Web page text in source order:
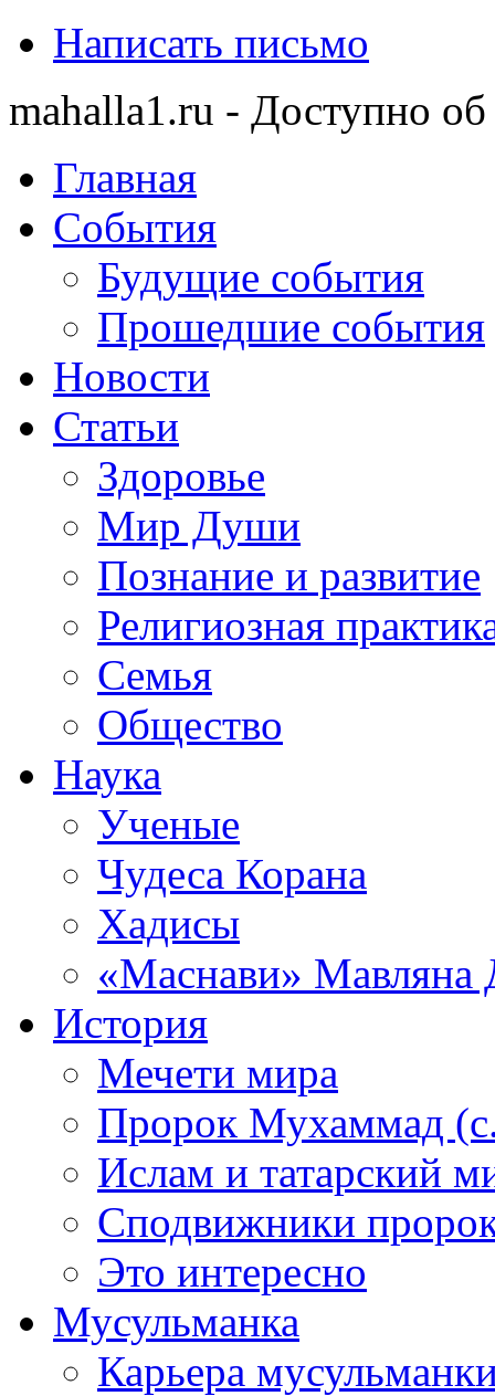
Написать письмо
mahalla1.ru - Доступно об
Главная
События
Будущие события
Прошедшие события
Новости
Статьи
Здоровье
Мир Души
Познание и развитие
Религиозная
Семья
Общество
Наука
Ученые
Чудеса Корана
Хадисы
«Маснави» Мавляна
История
Мечети мира
Пророк Мухаммад
Ислам и татарский
Сподвижники
Это интересно
Мусульманка
Карьера